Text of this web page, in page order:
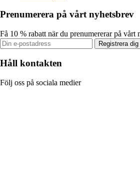
Prenumerera på vårt nyhetsbrev
Få 10 % rabatt när du prenumererar på vårt
Registrera dig
Håll kontakten
Följ oss på sociala medier